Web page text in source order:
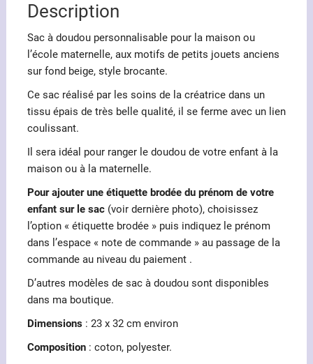
jouets
Description
Sac à doudou personnalisable pour la maison ou
l’école maternelle, aux motifs de petits jouets anciens
sur fond beige, style brocante.
Ce sac réalisé par les soins de la créatrice dans un
tissu épais de très belle qualité, il se ferme avec un lien
coulissant.
Il sera idéal pour ranger le doudou de votre enfant à la
maison ou à la maternelle.
Pour ajouter une étiquette brodée du prénom de votre
enfant sur le sac(voir dernière photo), choisissez
l’option « étiquette brodée » puis indiquez le prénom
dans l’espace « note de commande » au passage de la
commande au niveau du paiement .
D’autres modèles de sac à doudou sont disponibles
dans ma boutique.
Dimensions: 23 x 32 cm environ
Composition: coton, polyester.